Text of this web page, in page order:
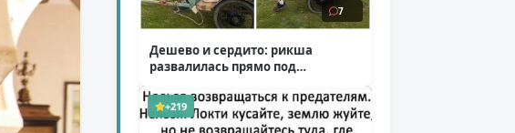
7
Дешево и сердито: рикша
развалилась прямо под
+219